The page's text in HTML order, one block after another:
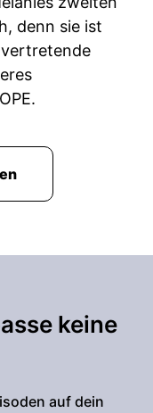
denn sie ist
keine
auf dein